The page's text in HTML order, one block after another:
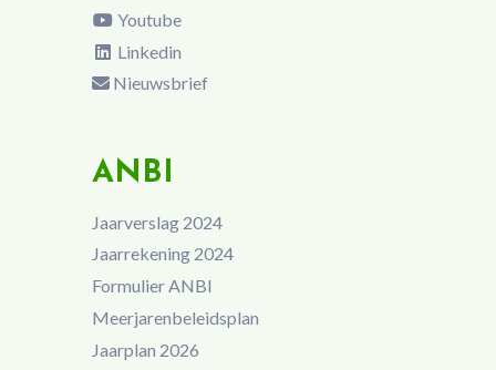
Youtube
Linkedin
Nieuwsbrief
ANBI
Jaarverslag 2024
Jaarrekening 2024
Formulier ANBI
Meerjarenbeleidsplan
Jaarplan 2026